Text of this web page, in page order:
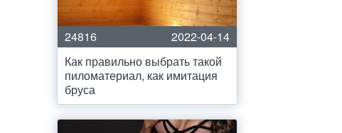
24816
2022-04-14
Как правильно выбрать такой
пиломатериал, как имитация
бруса